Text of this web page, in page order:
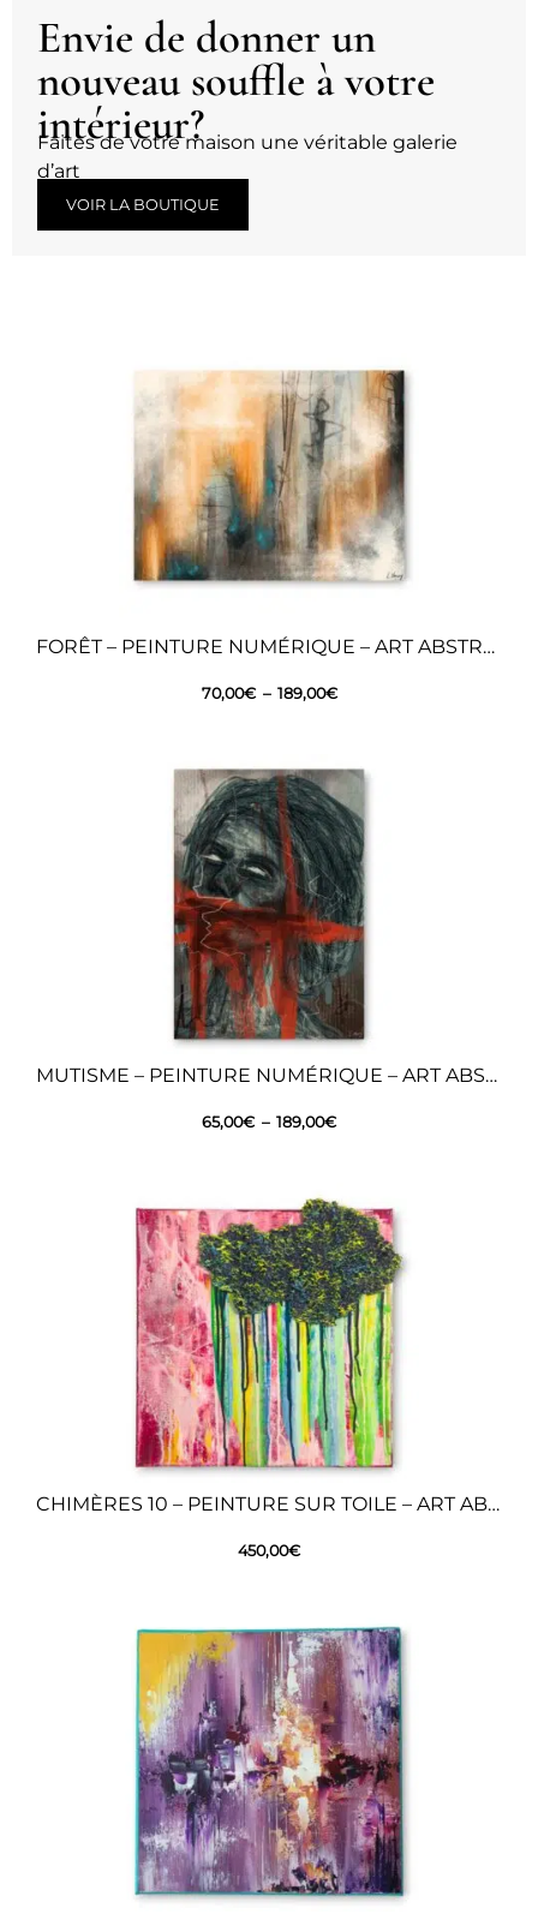
Envie de donner un
nouveau souffle à votre
intérieur?
Faites de votre maison une véritable galerie
d’art
VOIR LA BOUTIQUE
FORÊT – PEINTURE NUMÉRIQUE – ART ABSTRAIT
70,00€ – 189,00€
MUTISME – PEINTURE NUMÉRIQUE – ART ABSTRAIT
65,00€ – 189,00€
CHIMÈRES 10 – PEINTURE SUR TOILE – ART ABSTRAIT
450,00€